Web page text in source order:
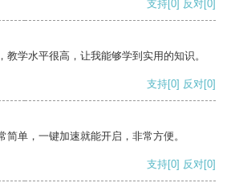
支持[0] 反对[0]
教学水平很高，让我能够学到实用的知识。
支持[0] 反对[0]
简单，一键加速就能开启，非常方便。
支持[0] 反对[0]